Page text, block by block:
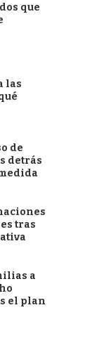
que
las
de
detrás
tras
a
el plan